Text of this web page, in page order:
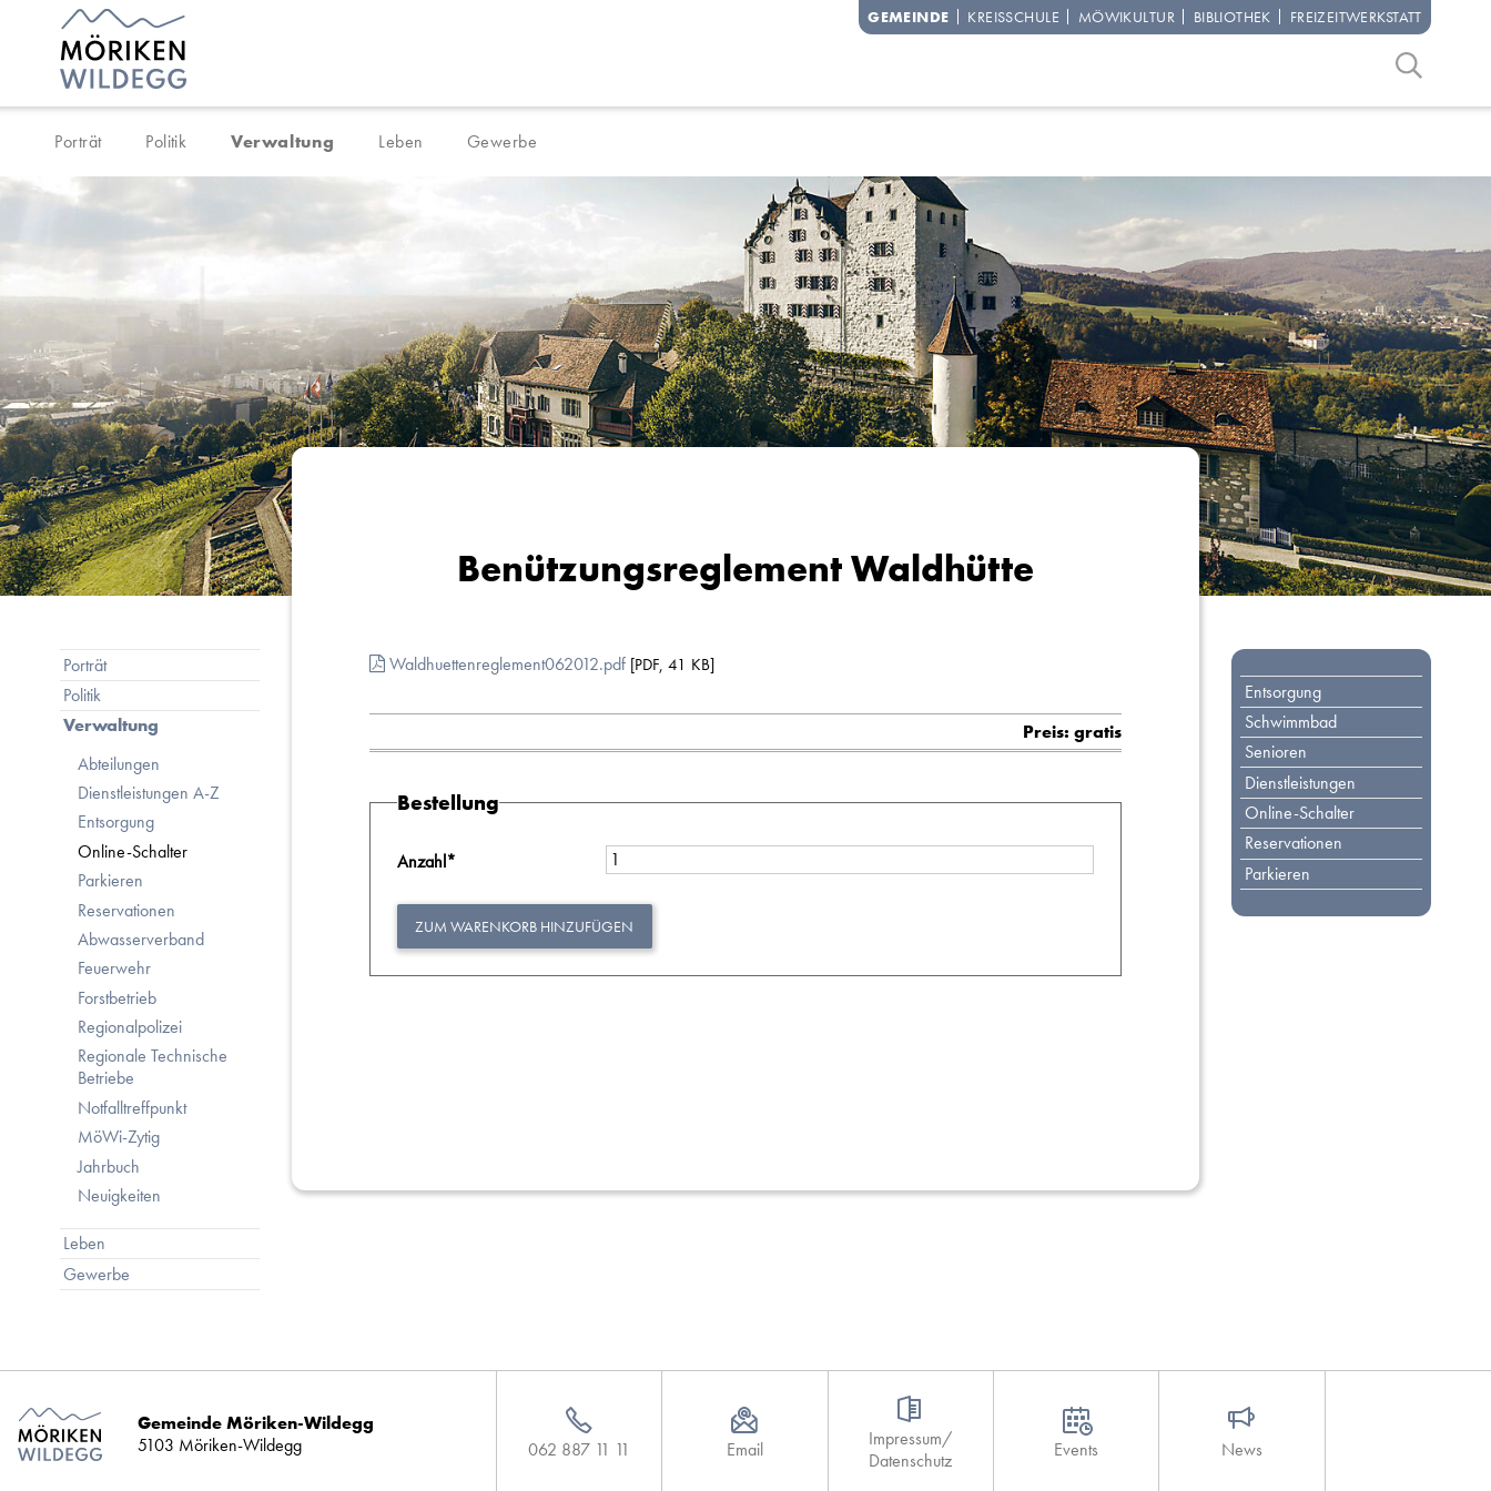
Navigieren in Möriken-Wildegg
Schnellnavigation GEMEINDE KREIS­SCHULE MÖWI­KULTUR BIBLIO­THEK FREIZEIT­WERKSTATT
Suche
Porträt Politik Verwaltung Leben Gewerbe
Subnavigation
Porträt
Politik
Verwaltung
Abteilungen
Dienstleistungen A-Z
Entsorgung
Online-Schalter
Parkieren
Reservationen
Abwasserverband
Feuerwehr
Forstbetrieb
Regionalpolizei
Regionale Technische
Betriebe
Notfalltreffpunkt
MöWi-Zytig
Jahrbuch
Neuigkeiten
Leben
Gewerbe
Benützungsreglement Waldhütte
Waldhuettenreglement062012.pdf [PDF, 41 KB]
Preis: gratis
Bestellung
Anzahl*
ZUM WARENKORB HINZUFÜGEN
Toplinks
Entsorgung
Schwimmbad
Senioren
Dienstleistungen
Online-Schalter
Reservationen
Parkieren
Gemeinde Möriken-Wildegg
5103 Möriken-Wildegg
062 887 11 11 Email
Impressum/
Datenschutz
Events News